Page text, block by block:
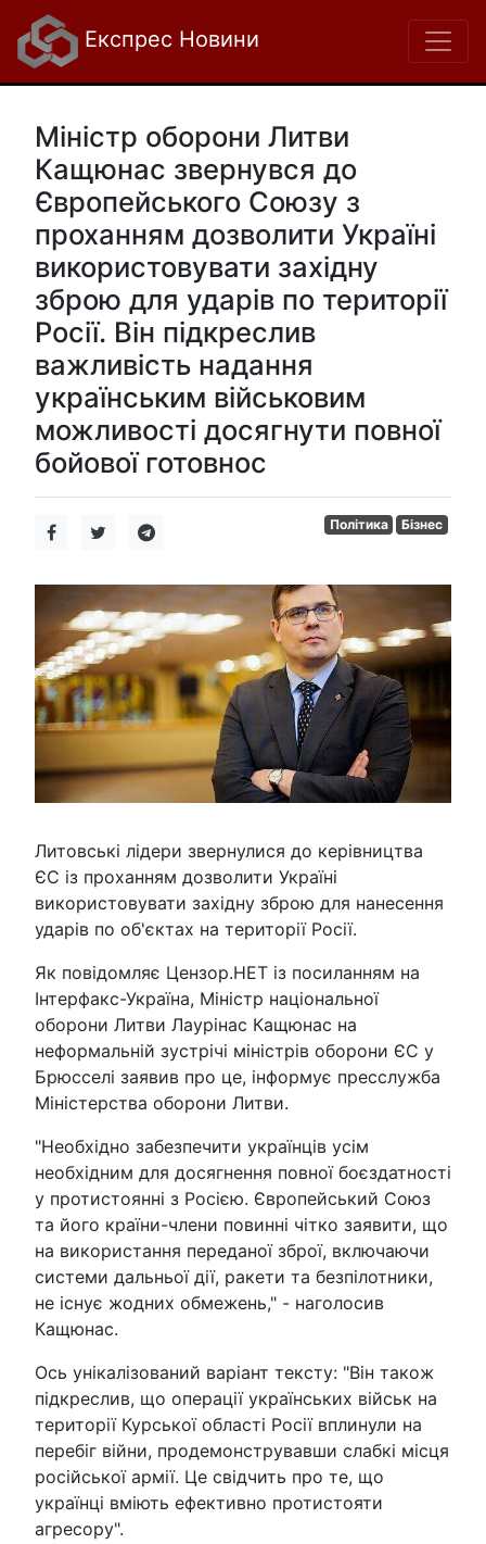
Експрес Новини
Міністр оборони Литви
Кащюнас звернувся до
Європейського Союзу з
проханням дозволити Україні
використовувати західну
зброю для ударів по території
Росії. Він підкреслив
важливість надання
українським військовим
можливості досягнути повної
бойової готовнос
Політика Бізнес
Литовські лідери звернулися до керівництва
ЄС із проханням дозволити Україні
використовувати західну зброю для нанесення
ударів по об'єктах на території Росії.
Як повідомляє Цензор.НЕТ із посиланням на
Інтерфакс-Україна, Міністр національної
оборони Литви Лаурінас Кащюнас на
неформальній зустрічі міністрів оборони ЄС у
Брюсселі заявив про це, інформує пресслужба
Міністерства оборони Литви.
"Необхідно забезпечити українців усім
необхідним для досягнення повної боєздатності
у протистоянні з Росією. Європейський Союз
та його країни-члени повинні чітко заявити, що
на використання переданої зброї, включаючи
системи дальньої дії, ракети та безпілотники,
не існує жодних обмежень," - наголосив
Кащюнас.
Ось унікалізований варіант тексту: "Він також
підкреслив, що операції українських військ на
території Курської області Росії вплинули на
перебіг війни, продемонструвавши слабкі місця
російської армії. Це свідчить про те, що
українці вміють ефективно протистояти
агресору".